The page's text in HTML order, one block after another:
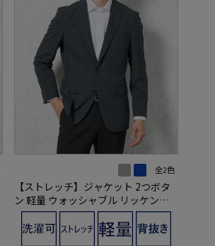
全2色
【ストレッチ】ジャケット 2つボタ
ン 軽量 ウォッシャブル リッケンバ
ッカー 春夏